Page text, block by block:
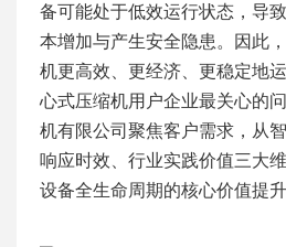
备可能处于低效运行状态，导
本增加与产生安全隐患。因此
机更高效、更经济、更稳定地
心式压缩机用户企业最关心的
机有限公司聚焦客户需求，从
响应时效、行业实践价值三大
设备全生命周期的核心价值提升